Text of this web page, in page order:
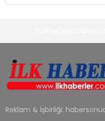
Reklam & İşbirliği: